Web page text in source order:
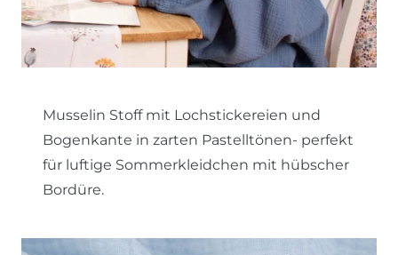
Musselin Stoff mit Lochstickereien und
Bogenkante in zarten Pastelltönen- perfekt
für luftige Sommerkleidchen mit hübscher
Bordüre.